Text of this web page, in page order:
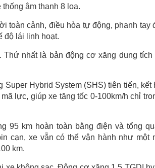
âm thanh 8 loa.
toàn cảnh, điều hòa tự động, phanh tay
độ lái linh hoạt.
nhất là bản động cơ xăng dung tích
Hybrid System (SHS) tiên tiến, kết
lực, giúp xe tăng tốc 0-100km/h chỉ
95 km hoàn toàn bằng điện và tổng
cạn, xe vẫn có thể vận hành như một
km.